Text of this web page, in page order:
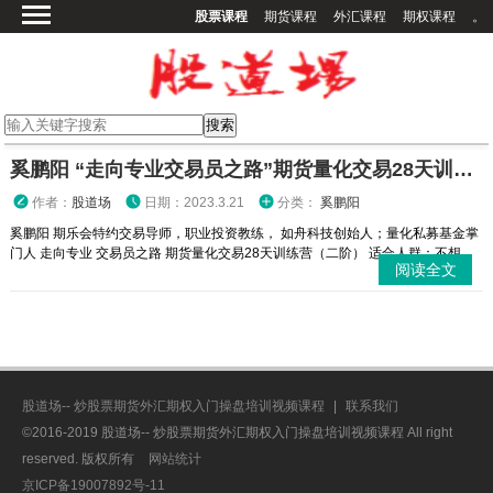
股票课程 期货课程 外汇课程 期权课程 。
期货课程
期权课程
外汇课程
高校课程
奚鹏阳 “走向专业交易员之路”期货量化交易28天训练营（二阶-6期）
作者： 股道场 日期：2023.3.21 分类： 奚鹏阳
奚鹏阳 期乐会特约交易导师，职业投资教练， 如舟科技创始人；量化私募基金掌
门人 走向专业 交易员之路 期货量化交易28天训练营（二阶） 适合人群：不想...
阅读全文
股道场-- 炒股票期货外汇期权入门操盘培训视频课程
联系我们
©2016-2019 股道场-- 炒股票期货外汇期权入门操盘培训视频课程 All right
reserved. 版权所有
网站统计
京ICP备19007892号-11